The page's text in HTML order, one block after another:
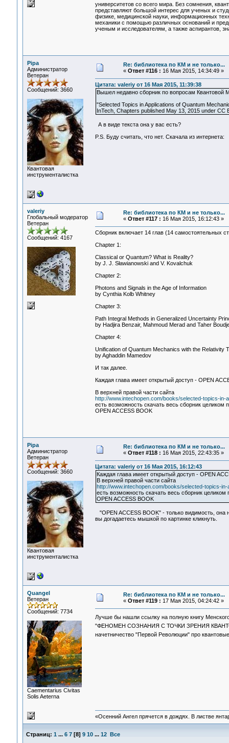
университетов со всего мира. Без сомнения,
представляют большой интерес для ученых и
физике, медицинской науки, информационных
механики с помощью различных оснований и
ученым и исследователям, а также аспирантов,
Pipa
Администратор
Ветеран
Сообщений: 3660
Квантовая
инструменталистка
Re: библиотека по КМ и не только...
« Ответ #116 : 16 Мая 2015, 14:34:49 »
Цитата: valeriy от 16 Мая 2015, 11:39:38
Вышел недавно сборник по вопросам Квантовой
"Selected Topics in Applications of Quantum
InTech, Chapters published May 13, 2015 under CC
А в виде текста она у вас есть?
P.S. Буду считать, что нет. Скачала из интернета:
valeriy
Глобальный модератор
Ветеран
Сообщений: 4167
Re: библиотека по КМ и не только...
« Ответ #117 : 16 Мая 2015, 16:12:43 »
Сборник включает 14 глав (14 самостоятельных
Chapter 1:
Classical or Quantum? What is Reality?
by J. J. Sławianowski and V. Kovalchuk
Chapter 2:
Photons and Signals in the Age of Information
by Cynthia Kolb Whitney
Chapter 3:
Path Integral Methods in Generalized Uncertainty
by Hadjira Benzair, Mahmoud Merad and Taher
Chapter 4:
Unification of Quantum Mechanics with the
by Aghaddin Mamedov
И так далее.
Каждая глава имеет открытый доступ - OPEN
В верхней правой части сайта
http://www.intechopen.com/books/selected-topics-in-
есть возможность скачать весь сборник целиком
OPEN ACCESS BOOK
Pipa
Администратор
Ветеран
Сообщений: 3660
Квантовая
инструменталистка
Re: библиотека по КМ и не только...
« Ответ #118 : 16 Мая 2015, 22:43:35 »
Цитата: valeriy от 16 Мая 2015, 16:12:43
Каждая глава имеет открытый доступ - OPEN
В верхней правой части сайта
http://www.intechopen.com/books/selected-topics-
есть возможность скачать весь сборник целиком
OPEN ACCESS BOOK
"OPEN ACCESS BOOK" - только видимость,
вы догадаетесь мышкой по картинке кликнуть.
Quangel
Ветеран
Сообщений: 7734
Сaementarius Civitas
Solis Aeterna
Re: библиотека по КМ и не только...
« Ответ #119 : 17 Мая 2015, 04:24:42 »
Лучше бы нашли ссылку на полную книгу
"ФЕНОМЕН СОЗНАНИЯ С ТОЧКИ ЗРЕНИЯ
начетничество "Первой Революции" про
«Осенний Ангел прячется в дождях. В листве
Страниц: 1 ... 6 7[8] 9 10 ... 12 Все